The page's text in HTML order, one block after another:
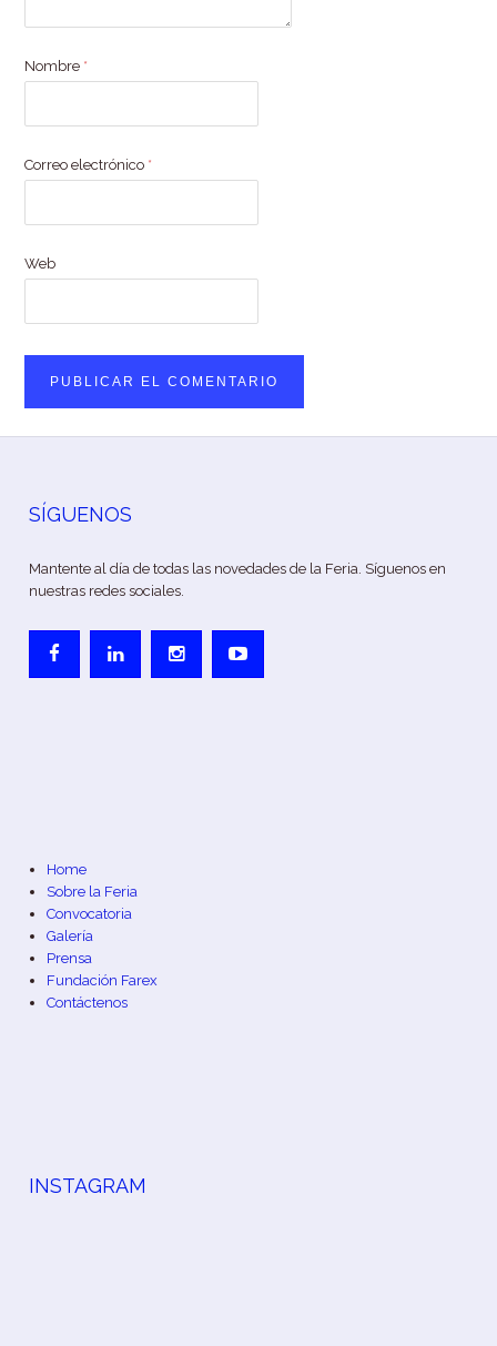
Nombre *
Correo electrónico *
Web
SÍGUENOS
Mantente al día de todas las novedades de la Feria. Síguenos en
nuestras redes sociales.
Home
Sobre la Feria
Convocatoria
Galería
Prensa
Fundación Farex
Contáctenos
INSTAGRAM